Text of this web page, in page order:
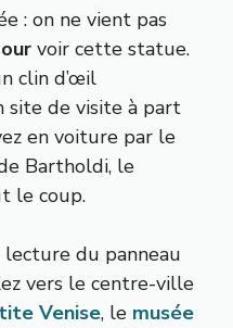
: on ne vient pas
voir cette statue.
clin d’œil
site de visite à part
en voiture par le
Bartholdi, le
le coup.
du panneau
vers le centre-ville
Venise, le musée